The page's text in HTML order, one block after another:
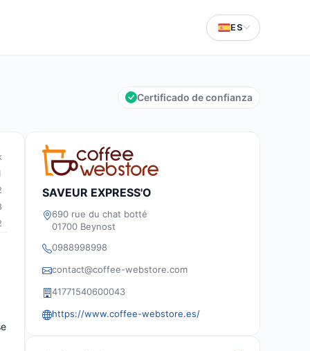
ES
Certificado de confianza
SAVEUR EXPRESS'O
690 rue du chat botté
01700 Beynost
0988998998
contact@coffee-webstore.com
41771540600043
https://www.coffee-webstore.es/